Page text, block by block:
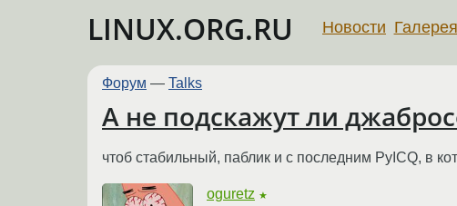
LINUX.ORG.RU Новости Галерея
Форум — Talks
А не подскажут ли
чтоб стабильный, паблик и с последним PyICQ, в
oguretz ★